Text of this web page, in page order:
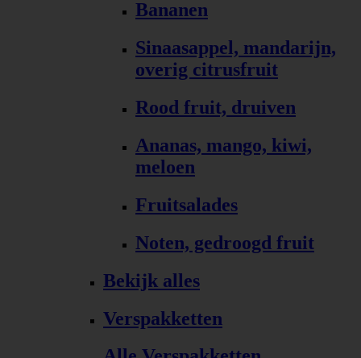
Bananen
Sinaasappel, mandarijn,
overig citrusfruit
Rood fruit, druiven
Ananas, mango, kiwi,
meloen
Fruitsalades
Noten, gedroogd fruit
Bekijk alles
Verspakketten